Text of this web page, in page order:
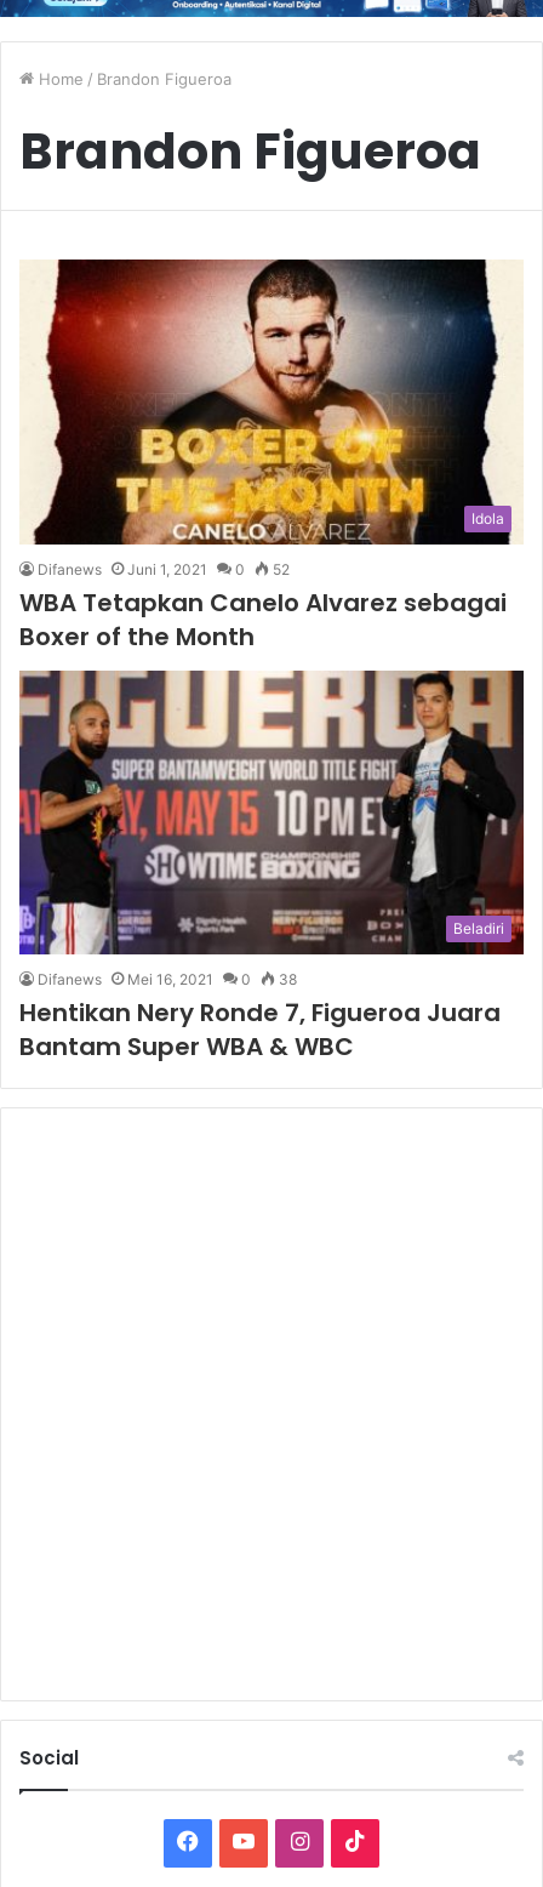
Home / Brandon Figueroa
Brandon Figueroa
Idola
Difanews Juni 1, 2021 0 52
WBA Tetapkan Canelo Alvarez sebagai
Boxer of the Month
Beladiri
Difanews Mei 16, 2021 0 38
Hentikan Nery Ronde 7, Figueroa Juara
Bantam Super WBA & WBC
Social
Facebook
YouTubeInstagram